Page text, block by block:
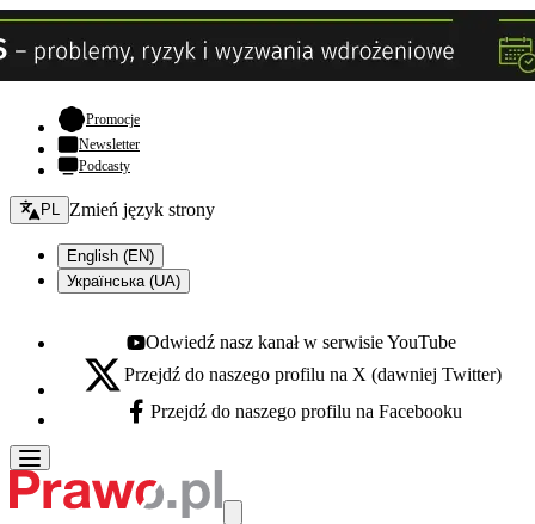
Promocje- otwiera się w nowej karcie
Newsletter
Podcasty
Zmień język - bieżący:
PL Zmień język strony
English (EN)
Українська (UA)
Youtube - otwiera się w nowej karcie
Odwiedź nasz kanał w serwisie YouTube
X - otwiera się w nowej karcie
Przejdź do naszego profilu na X (dawniej Twitter)
Facebook - otwiera się w nowej karcie
Przejdź do naszego profilu na Facebooku